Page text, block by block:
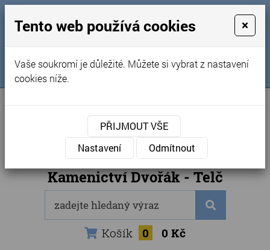
Obchodní podmínky
Kontakty
Naše kamenictví
Sledujte nás na FB
Internetový obchod
Kamenictví Dvořák - Telč
Košík 0 0 Kč
Tento web používá cookies ×
Vaše soukromí je důležité. Můžete si vybrat z nastavení
cookies níže.
PŘIJMOUT VŠE
Nastavení
Odmítnout